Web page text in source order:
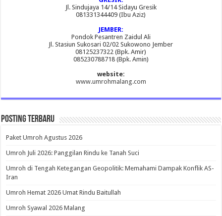
Jl. Sindujaya 14/14 Sidayu Gresik
081331344409 (Ibu Aziz)
JEMBER:
Pondok Pesantren Zaidul Ali
Jl. Stasiun Sukosari 02/02 Sukowono Jember
08125237322 (Bpk. Amir)
085230788718 (Bpk. Amin)
website:
www.umrohmalang.com
Posting Terbaru
Paket Umroh Agustus 2026
Umroh Juli 2026: Panggilan Rindu ke Tanah Suci
Umroh di Tengah Ketegangan Geopolitik: Memahami Dampak Konflik AS-
Iran
Umroh Hemat 2026 Umat Rindu Baitullah
Umroh Syawal 2026 Malang